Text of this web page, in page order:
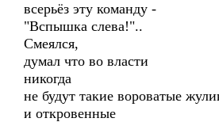
всерьёз эту команду -
"Вспышка слева!"..
Смеялся,
думал что во власти
никогда
не будут такие вороватые
и откровенные